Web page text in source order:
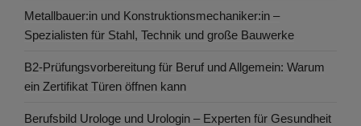
Metallbauer:in und Konstruktionsmechaniker:in –
Spezialisten für Stahl, Technik und große Bauwerke
B2-Prüfungsvorbereitung für Beruf und Allgemein: Warum
ein Zertifikat Türen öffnen kann
Berufsbild Urologe und Urologin – Experten für Gesundheit